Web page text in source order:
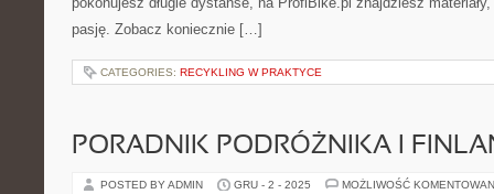
pasję. Zobacz koniecznie […]
CATEGORIES: RECYKLING W PRAKTYCE
PORADNIK PODRÓŻNIKA I
POSTED BY ADMIN GRU - 2 - 2025 MOŻLIWOŚĆ